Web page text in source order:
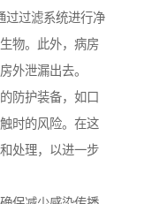
过过滤系统进行净
物。此外，病房
外泄漏出去。
防护装备，如口
时的风险。在这
处理，以进一步